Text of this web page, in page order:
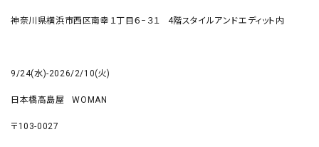
神奈川県横浜市西区南幸１丁目６−３１ 4階スタイルアンドエディット内
9/24(水)-2026/2/10(火)
日本橋高島屋 WOMAN
〒103-0027